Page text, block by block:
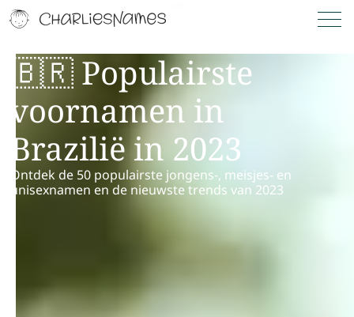
🇧🇷 Populairste
voornamen in
Brazilië in 2023
Ontdek de 50 populairste jongens-, meisjes- en
unisexnamen en de nieuwste trends van 2023